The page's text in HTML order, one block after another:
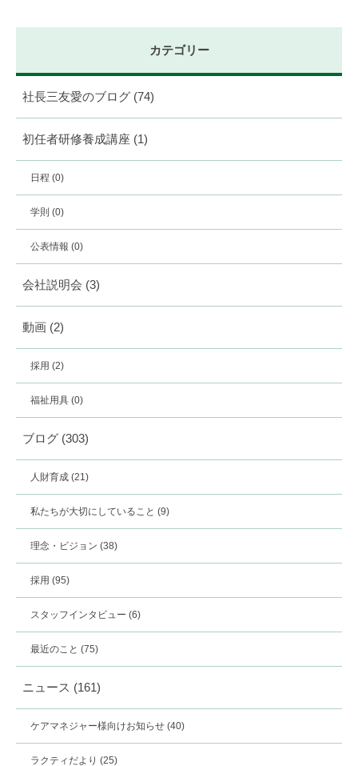
カテゴリー
社長三友愛のブログ (74)
初任者研修養成講座 (1)
日程 (0)
学則 (0)
公表情報 (0)
会社説明会 (3)
動画 (2)
採用 (2)
福祉用具 (0)
ブログ (303)
人財育成 (21)
私たちが大切にしていること (9)
理念・ビジョン (38)
採用 (95)
スタッフインタビュー (6)
最近のこと (75)
ニュース (161)
ケアマネジャー様向けお知らせ (40)
ラクティだより (25)